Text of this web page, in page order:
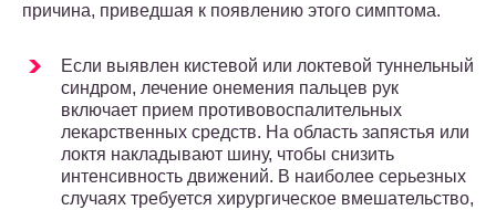
причина, приведшая к появлению этого симптома.
Если выявлен кистевой или локтевой туннельный
синдром, лечение онемения пальцев рук
включает прием противовоспалительных
лекарственных средств. На область запястья или
локтя накладывают шину, чтобы снизить
интенсивность движений. В наиболее серьезных
случаях требуется хирургическое вмешательство,